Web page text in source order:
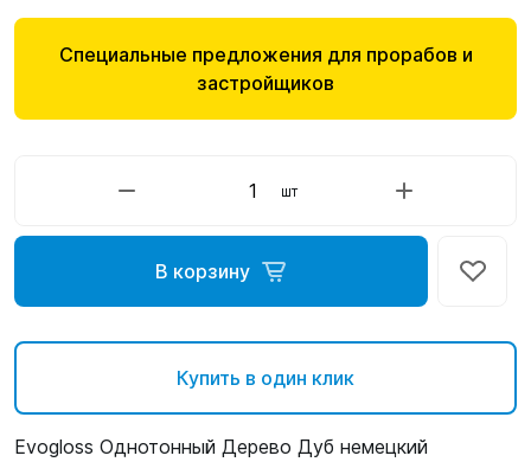
Специальные предложения для прорабов и
застройщиков
шт
В корзину
Купить в один клик
Evogloss Однотонный Дерево Дуб немецкий